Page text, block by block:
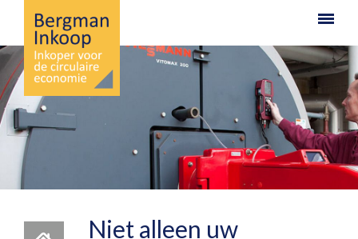
Niet alleen uw